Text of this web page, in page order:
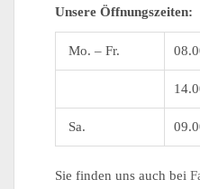
Unsere Öffnungszeiten:
Mo. – Fr.
Sa.
Sie finden uns auch bei